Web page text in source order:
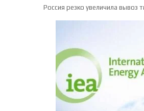
Россия резко увеличила вывоз